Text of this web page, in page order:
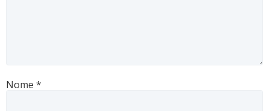
Nome *